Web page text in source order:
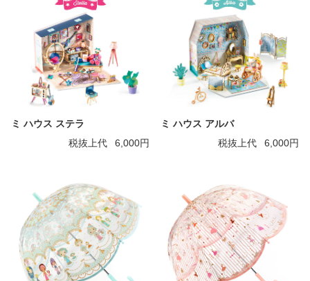
ミ ハウス ステラ
税抜上代
6,000円
ミ ハウス アルバ
税抜上代
6,000円